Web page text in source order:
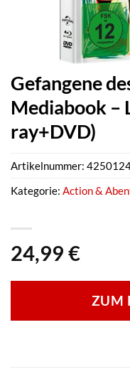
Gefangene
Mediabook –
ray+DVD)
24,99 €
ZUM
Artikelnummer:
Kategorie: Action &